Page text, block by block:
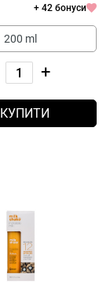
+ 42 бонуси
200 ml
+
КУПИТИ